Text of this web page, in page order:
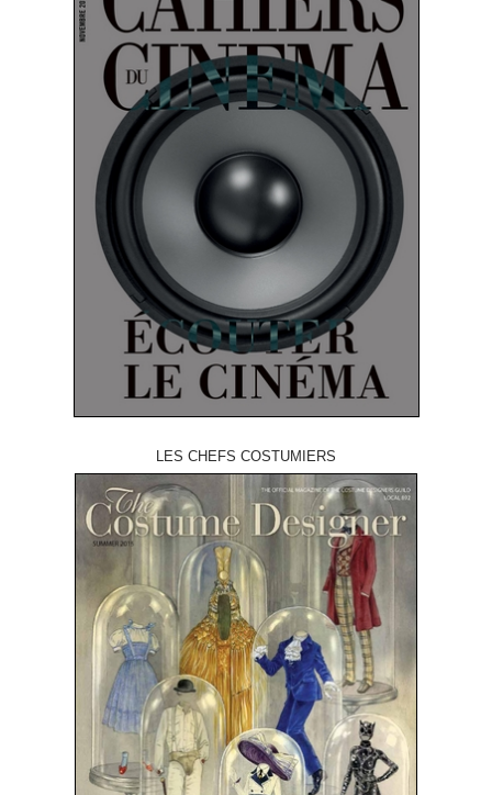
LES CHEFS COSTUMIERS